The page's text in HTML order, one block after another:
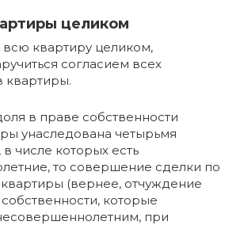
целиком
квартиру целиком,
согласием всех
квартиры.
в праве собственности
унаследована четырьмя
числе которых есть
то совершение сделки по
(вернее, отчуждение
которые
при